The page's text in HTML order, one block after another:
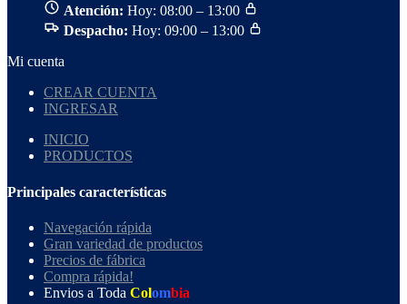
Atención: Hoy: 08:00 – 13:00
Despacho: Hoy: 09:00 – 13:00
Mi cuenta
CREAR CUENTA
INGRESAR
INICIO
PRODUCTOS
Principales características
Navegación rápida
Gran variedad de productos
Precios de fábrica
Compra rápida!
Envios a Toda Colombia